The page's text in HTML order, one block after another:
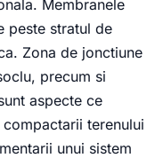
Membranele
peste stratul de
Zona de jonctiune
precum si
aspecte ce
terenului
unui sistem